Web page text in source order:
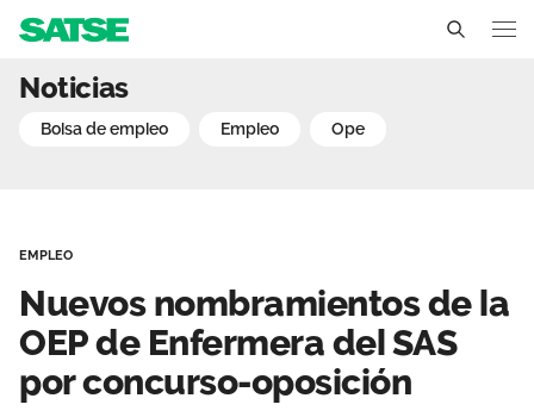
Delegados Sindicales
Estructura organizativa
Transparencia
Secciones sindicales
Servicios
Actualidad
Temas
Andalucía
Nuevos nombramientos
Noticias
bolsa de empleo empleo ope
EMPLEO
Nuevos nombramientos de la
OEP de Enfermera del SAS
por concurso-oposición